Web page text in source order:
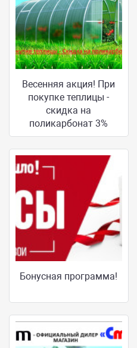
Весенняя акция! При
покупке теплицы -
скидка на
поликарбонат 3%
Бонусная программа!